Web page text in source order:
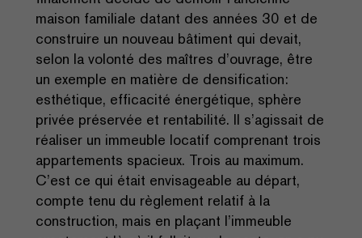
maison familiale datant des années 30 et de
construire un nouveau bâtiment qui devait,
selon la volonté des maîtres d’ouvrage, être
un exemple en matière de densification:
esthétique, efficacité énergétique, sphère
privée préservée et rentabilité. Il s’agissait de
réaliser un immeuble locatif comprenant trois
appartements spacieux. Trois au maximum.
C’est ce qui était envisageable au départ,
compte tenu du règlement relatif à la
construction, mais en plaçant l’immeuble